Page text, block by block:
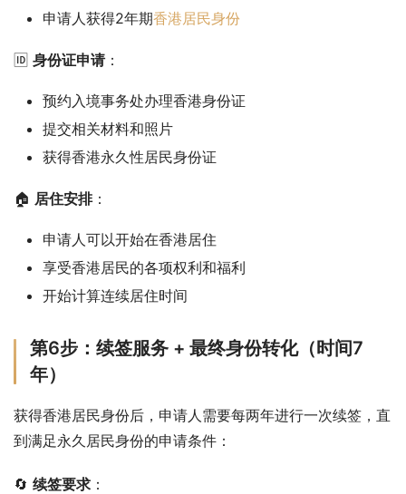
申请人获得2年期香港居民身份
🆔 身份证申请：
预约入境事务处办理香港身份证
提交相关材料和照片
获得香港永久性居民身份证
🏠 居住安排：
申请人可以开始在香港居住
享受香港居民的各项权利和福利
开始计算连续居住时间
第6步：续签服务 + 最终身份转化（时间7
年）
获得香港居民身份后，申请人需要每两年进行一次续签，直
到满足永久居民身份的申请条件：
🔄 续签要求 ：